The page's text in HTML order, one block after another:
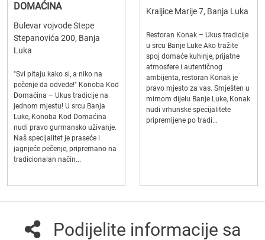
DOMAĆINA
Bulevar vojvode Stepe
Stepanovića 200, Banja
Luka
"Svi pitaju kako si, a niko na
pečenje da odvede!" Konoba Kod
Domaćina – Ukus tradicije na
jednom mjestu! U srcu Banja
Luke, Konoba Kod Domaćina
nudi pravo gurmansko uživanje.
Naš specijalitet je praseće i
jagnjeće pečenje, pripremano na
tradicionalan način...
Kraljice Marije 7, Banja Luka
Restoran Konak – Ukus tradicije
u srcu Banje Luke Ako tražite
spoj domaće kuhinje, prijatne
atmosfere i autentičnog
ambijenta, restoran Konak je
pravo mjesto za vas. Smješten u
mirnom dijelu Banje Luke, Konak
nudi vrhunske specijalitete
pripremljene po tradi...
Podijelite informacije sa